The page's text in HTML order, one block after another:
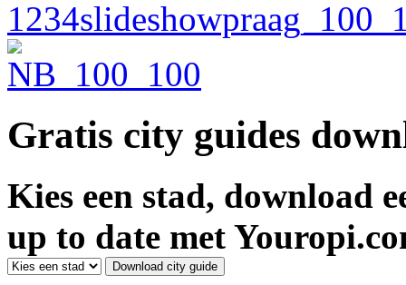
Gratis city guides
Kies een stad, download
up to date met